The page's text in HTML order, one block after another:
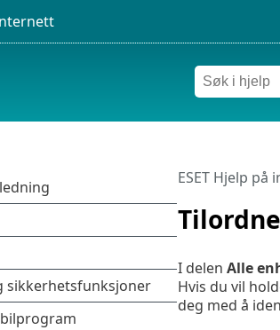
ESET Hjelp på
I delen Alle
Hvis du vil
deg med å